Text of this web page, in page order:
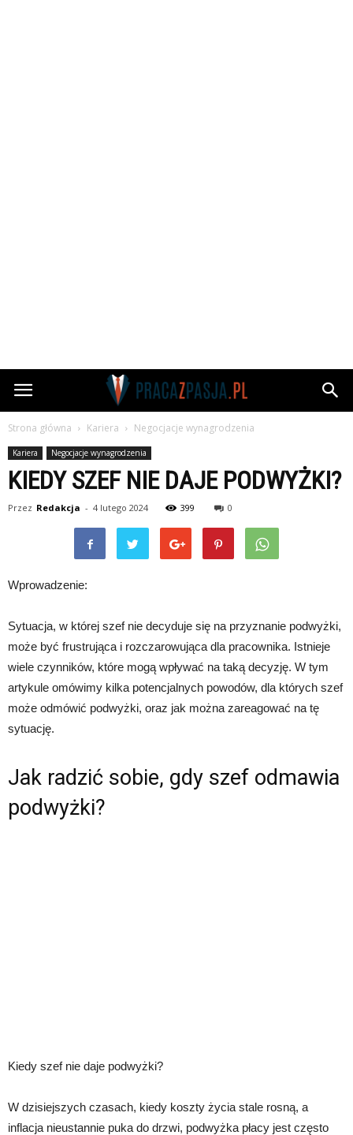
Pracazpasja.pl
Strona główna Kariera Negocjacje wynagrodzenia
Kariera Negocjacje wynagrodzenia
KIEDY SZEF NIE DAJE PODWYŻKI?
Przez Redakcja - 4 lutego 2024 399 0
Wprowadzenie:
Sytuacja, w której szef nie decyduje się na przyznanie podwyżki,
może być frustrująca i rozczarowująca dla pracownika. Istnieje
wiele czynników, które mogą wpływać na taką decyzję. W tym
artykule omówimy kilka potencjalnych powodów, dla których szef
może odmówić podwyżki, oraz jak można zareagować na tę
sytuację.
Jak radzić sobie, gdy szef odmawia
podwyżki?
Kiedy szef nie daje podwyżki?
W dzisiejszych czasach, kiedy koszty życia stale rosną, a
inflacja nieustannie puka do drzwi, podwyżka płacy jest często